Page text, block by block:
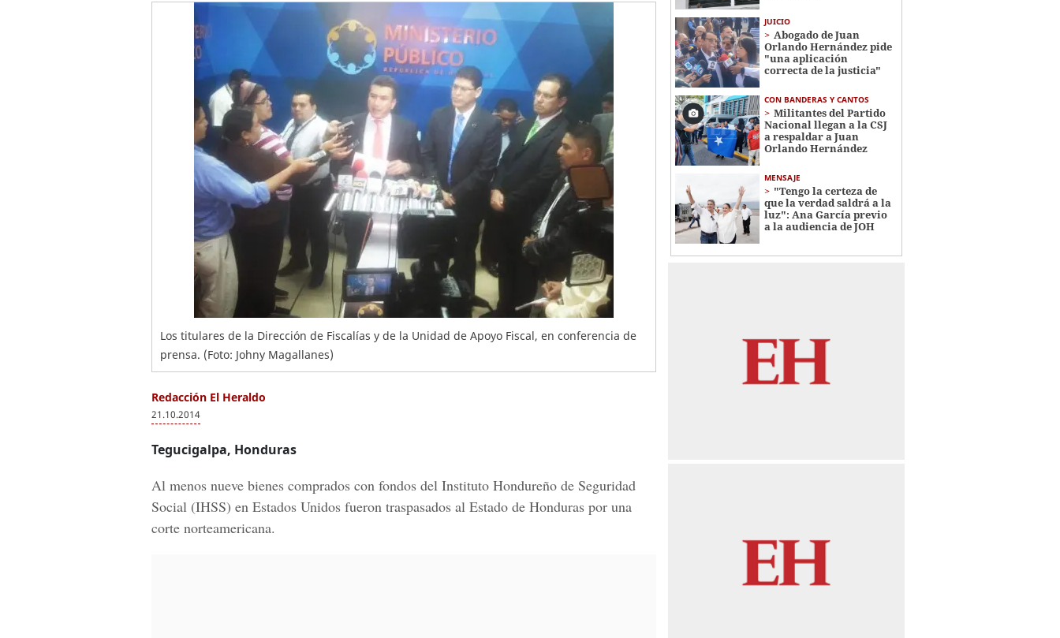
Los titulares de la Dirección de Fiscalías y de la Unidad de Apoyo Fiscal, en conferencia de
prensa. (Foto: Johny Magallanes)
Redacción El Heraldo
21.10.2014
Tegucigalpa, Honduras
Al menos nueve bienes comprados con fondos del Instituto Hondureño de Seguridad
Social (IHSS) en Estados Unidos fueron traspasados al Estado de Honduras por una
corte norteamericana.
JUICIO
Abogado de Juan
Orlando Hernández pide
"una aplicación
correcta de la justicia"
CON BANDERAS Y CANTOS
Militantes del Partido
Nacional llegan a la CSJ
a respaldar a Juan
Orlando Hernández
MENSAJE
"Tengo la certeza de
que la verdad saldrá a la
luz": Ana García previo
a la audiencia de JOH